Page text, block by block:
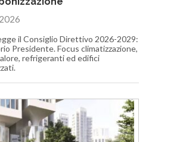
il Consiglio Direttivo 2026-2029:
Presidente. Focus climatizzazione,
refrigeranti ed edifici